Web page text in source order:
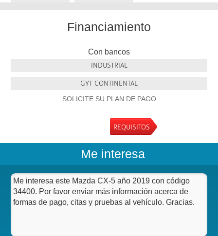
Financiamiento
Con bancos
INDUSTRIAL
GYT CONTINENTAL
SOLICITE SU PLAN DE PAGO
REQUISITOS
Me interesa